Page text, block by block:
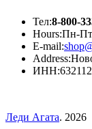
Тел:8-800-
Hours:Пн-
E-mail:
Address:
ИНН:
Леди Агата. 2026